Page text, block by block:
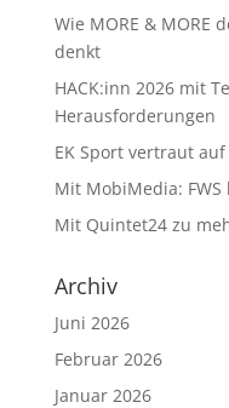
Wie MORE & MORE
denkt
HACK:inn 2026 mit
Herausforderungen
EK Sport vertraut
Mit MobiMedia:
Mit Quintet24 zu
Archiv
Juni 2026
Februar 2026
Januar 2026